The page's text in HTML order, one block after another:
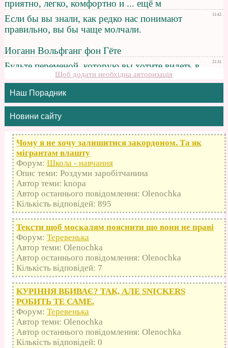
Щоб додати необхідна авторизація
Наш Порадник
Новини сайту
Чому я не хочу залишитися закордоном. Та як
мігрантам влашту
Форум: Школа - навчання
Опис теми: Роздуми заробітчанина
Автор теми: knopa
Автор останнього повідомлення: Olenochka
Кількість відповідей: 895
Тексти щоб москалям пояснити що вони не праві
Форум: Теревенька
Автор теми: Olenochka
Автор останнього повідомлення: Olenochka
Кількість відповідей: 7
КУРІННЯ ВБИВАЄ? ТАК, АЛЕ SNICKERS
РОБИТЬ ТЕ САМЕ.
Форум: Теревенька
Автор теми: Olenochka
Автор останнього повідомлення: Olenochka
Кількість відповідей: 0